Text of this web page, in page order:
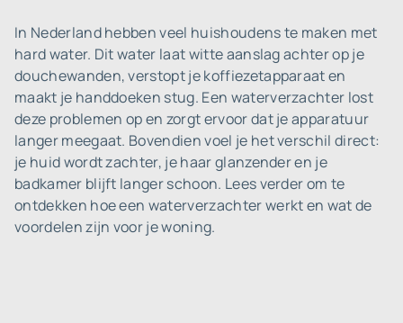
In Nederland hebben veel huishoudens te maken met
hard water. Dit water laat witte aanslag achter op je
douchewanden, verstopt je koffiezetapparaat en
maakt je handdoeken stug. Een waterverzachter lost
deze problemen op en zorgt ervoor dat je apparatuur
langer meegaat. Bovendien voel je het verschil direct:
je huid wordt zachter, je haar glanzender en je
badkamer blijft langer schoon. Lees verder om te
ontdekken hoe een waterverzachter werkt en wat de
voordelen zijn voor je woning.